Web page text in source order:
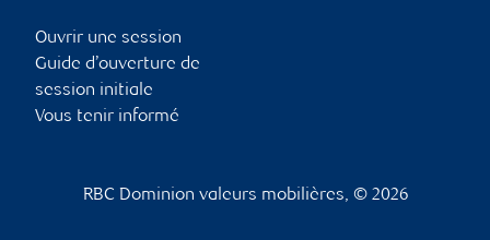
Ouvrir une session
Guide d’ouverture de
session initiale
Vous tenir informé
RBC Dominion valeurs mobilières, © 2026